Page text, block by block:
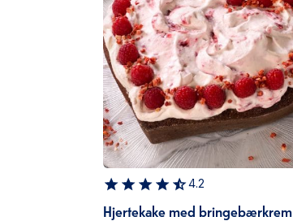
4.2
Hjertekake med bringebærkrem